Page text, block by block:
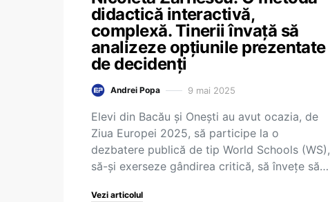
didactică interactivă,
complexă. Tinerii învață să
analizeze opțiunile prezentate
de decidenți
Andrei Popa 9 mai 2025
Elevi din Bacău și Onești au avut ocazia, de
Ziua Europei 2025, să participe la o
dezbatere publică de tip World Schools (WS),
să-și exerseze gândirea critică, să învețe să…
Vezi articolul